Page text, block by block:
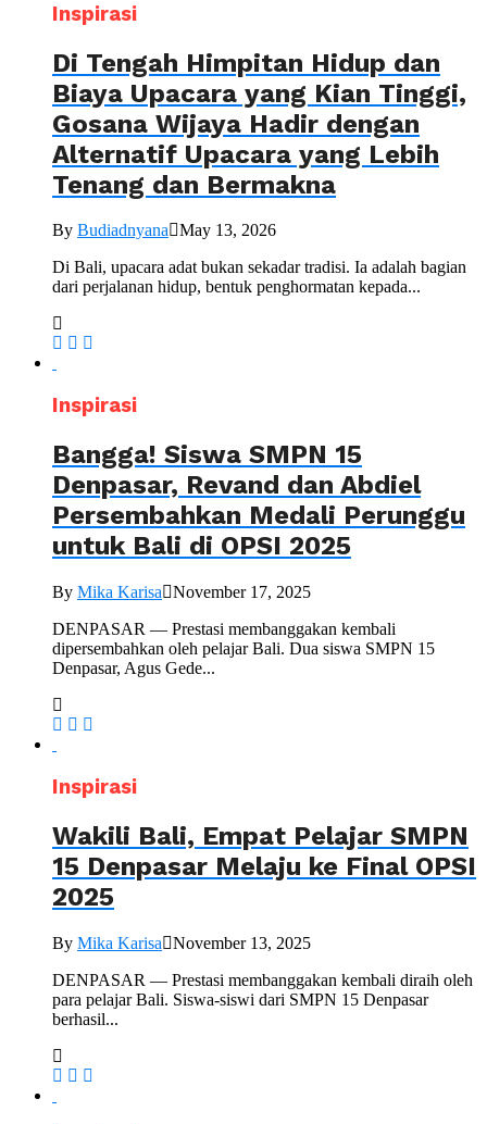
Inspirasi
Di Tengah Himpitan Hidup dan
Biaya Upacara yang Kian Tinggi,
Gosana Wijaya Hadir dengan
Alternatif Upacara yang Lebih
Tenang dan Bermakna
By Budiadnyana May 13, 2026
Di Bali, upacara adat bukan sekadar tradisi. Ia adalah bagian
dari perjalanan hidup, bentuk penghormatan kepada...
Inspirasi
Bangga! Siswa SMPN 15
Denpasar, Revand dan Abdiel
Persembahkan Medali Perunggu
untuk Bali di OPSI 2025
By Mika Karisa
November 17, 2025
DENPASAR — Prestasi membanggakan kembali
dipersembahkan oleh pelajar Bali. Dua siswa SMPN 15
Denpasar, Agus Gede...
Inspirasi
Wakili Bali, Empat Pelajar SMPN
15 Denpasar Melaju ke Final OPSI
2025
By Mika Karisa
November 13, 2025
DENPASAR — Prestasi membanggakan kembali diraih oleh
para pelajar Bali. Siswa-siswi dari SMPN 15 Denpasar
berhasil...